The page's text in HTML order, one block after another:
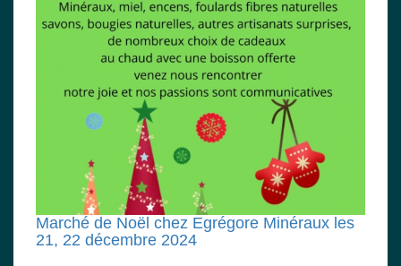
Marché de Noël chez Egrégore Minéraux les
21, 22 décembre 2024